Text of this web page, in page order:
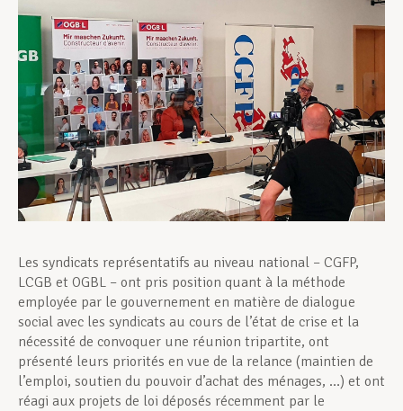
Actualités
Les syndicats représentatifs au niveau national – CGFP,
LCGB et OGBL – ont pris position quant à la méthode
employée par le gouvernement en matière de dialogue
social avec les syndicats au cours de l’état de crise et la
nécessité de convoquer une réunion tripartite, ont
présenté leurs priorités en vue de la relance (maintien de
l’emploi, soutien du pouvoir d’achat des ménages, …) et ont
réagi aux projets de loi déposés récemment par le